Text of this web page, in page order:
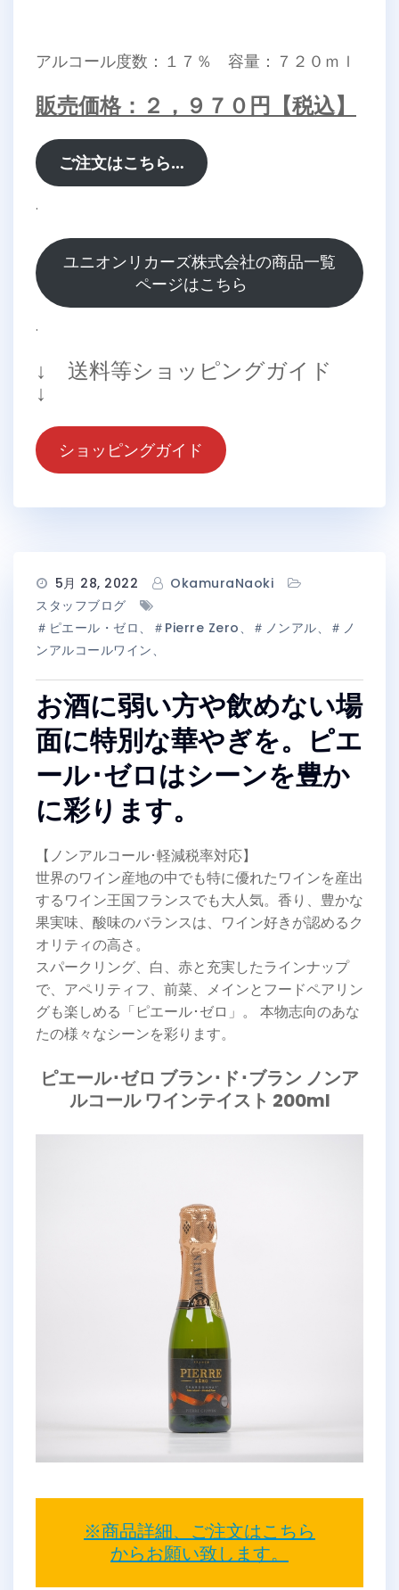
アルコール度数：１７％ 容量：７２０ｍｌ
販売価格：２，９７０円【税込】
ご注文はこちら…
.
ユニオンリカーズ株式会社の商品一覧
ページはこちら
.
↓ 送料等ショッピングガイド
↓
ショッピングガイド
5月 28, 2022
OkamuraNaoki
スタッフブログ
＃ピエール・ゼロ、＃Pierre Zero、＃ノンアル、＃ノ
ンアルコールワイン、
お酒に弱い方や飲めない場
面に特別な華やぎを。ピエ
ール･ゼロはシーンを豊か
に彩ります。
【ノンアルコール･軽減税率対応】
世界のワイン産地の中でも特に優れたワインを産出
するワイン王国フランスでも大人気。香り、豊かな
果実味、酸味のバランスは、ワイン好きが認めるク
オリティの高さ。
スパークリング、白、赤と充実したラインナップ
で、アペリティフ、前菜、メインとフードペアリン
グも楽しめる「ピエール･ゼロ」。 本物志向のあな
たの様々なシーンを彩ります。
ピエール･ゼロ ブラン･ド･ブラン ノンア
ルコール ワインテイスト 200ml
※商品詳細、ご注文はこちら
からお願い致します。